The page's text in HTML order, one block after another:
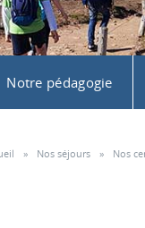
Notre pédagogie
» Nos séjours » Nos